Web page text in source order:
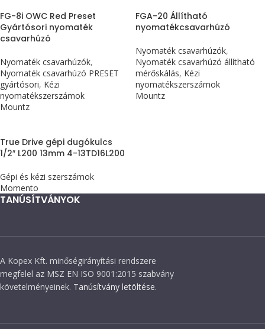
FG-8i OWC Red Preset
Gyártósori nyomaték
csavarhúzó
Nyomaték csavarhúzók,
Nyomaték csavarhúzó PRESET
gyártósori, Kézi
nyomatékszerszámok
Mountz
FGA-20 Állítható
nyomatékcsavarhúzó
Nyomaték csavarhúzók,
Nyomaték csavarhúzó állítható
mérőskálás, Kézi
nyomatékszerszámok
Mountz
True Drive gépi dugókulcs
1/2″ L200 13mm 4-13TD16L200
Gépi és kézi szerszámok
Momento
TANÚSÍTVÁNYOK
A Kopex Kft. minőségirányítási rendszere
megfelel az MSZ EN ISO 9001:2015 szabvány
követelményeinek. Tanúsítvány letöltése.